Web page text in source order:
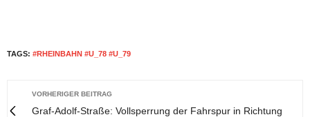
TAGS: #RHEINBAHN #U_78 #U_79
VORHERIGER BEITRAG
Graf-Adolf-Straße: Vollsperrung der Fahrspur in Richtung